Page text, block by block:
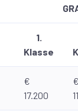
1.
Klasse
€
17.200
€